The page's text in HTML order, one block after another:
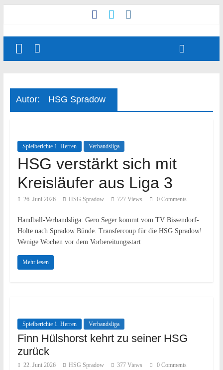
Autor: HSG Spradow
Spielberichte 1. Herren Verbandsliga
HSG verstärkt sich mit
Kreisläufer aus Liga 3
26. Juni 2026 HSG Spradow 727 Views 0 Comments
Handball-Verbandsliga: Gero Seger kommt vom TV Bissendorf-
Holte nach Spradow Bünde. Transfercoup für die HSG Spradow!
Wenige Wochen vor dem Vorbereitungsstart
Mehr lesen
Spielberichte 1. Herren Verbandsliga
Finn Hülshorst kehrt zu seiner HSG
zurück
22. Juni 2026 HSG Spradow 377 Views 0 Comments